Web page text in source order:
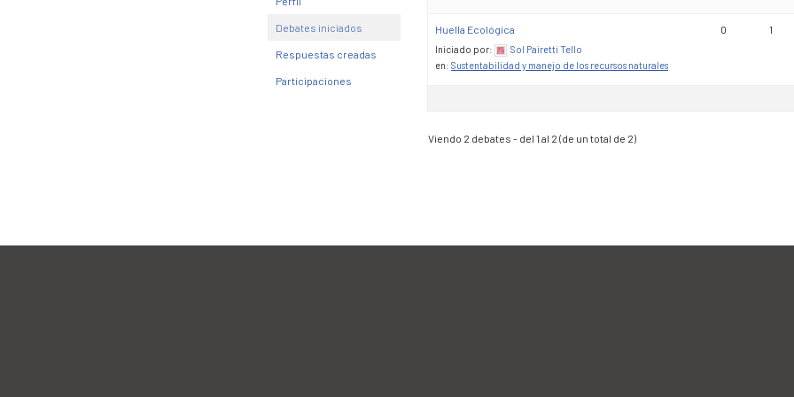
Debates iniciados
Respuestas creadas
Participaciones
Huella Ecológica
Iniciado por:
Sol Pairetti Tello
en: Sustentabilidad y manejo de los recursos naturales
0 1
Viendo 2 debates - del 1 al 2 (de un total de 2)